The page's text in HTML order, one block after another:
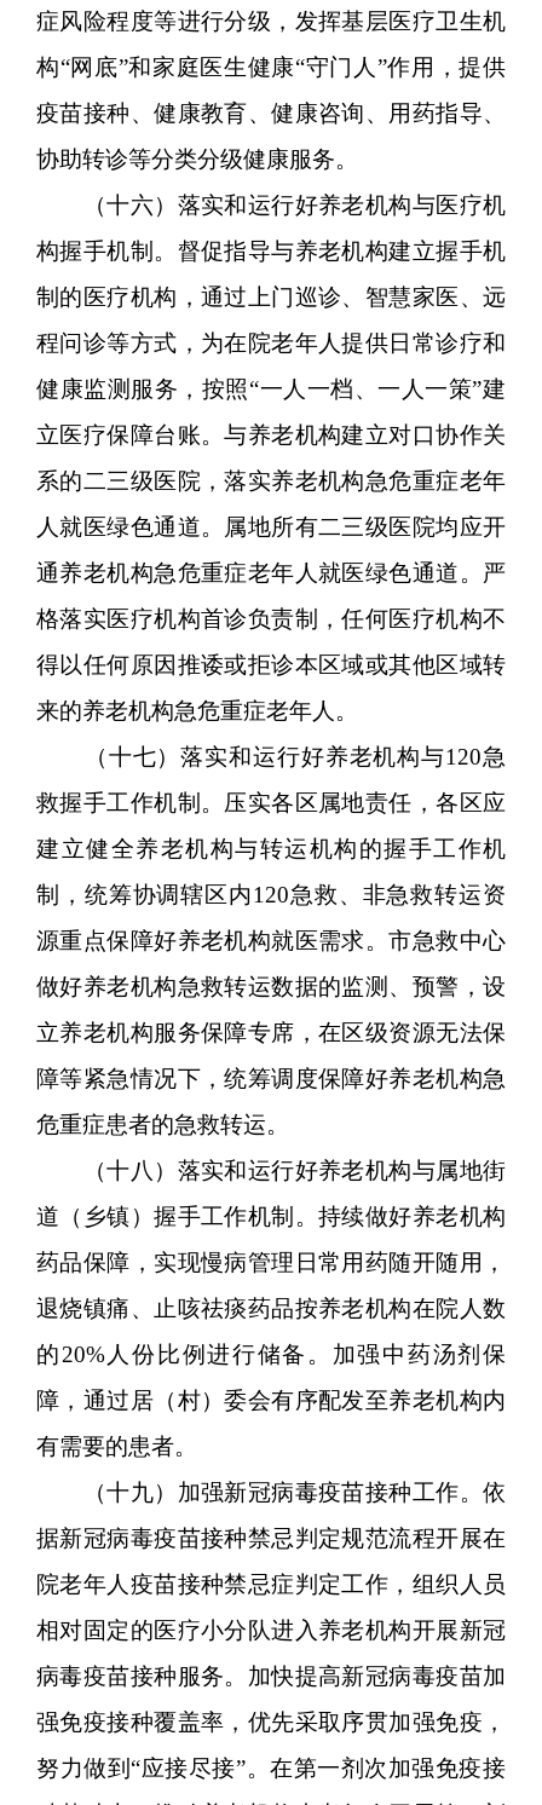
症风险程度等进行分级，发挥基层医疗卫生机
构“网底”和家庭医生健康“守门人”作用，提供
疫苗接种、健康教育、健康咨询、用药指导、
协助转诊等分类分级健康服务。
（十六）落实和运行好养老机构与医疗机
构握手机制。督促指导与养老机构建立握手机
制的医疗机构，通过上门巡诊、智慧家医、远
程问诊等方式，为在院老年人提供日常诊疗和
健康监测服务，按照“一人一档、一人一策”建
立医疗保障台账。与养老机构建立对口协作关
系的二三级医院，落实养老机构急危重症老年
人就医绿色通道。属地所有二三级医院均应开
通养老机构急危重症老年人就医绿色通道。严
格落实医疗机构首诊负责制，任何医疗机构不
得以任何原因推诿或拒诊本区域或其他区域转
来的养老机构急危重症老年人。
（十七）落实和运行好养老机构与120急
救握手工作机制。压实各区属地责任，各区应
建立健全养老机构与转运机构的握手工作机
制，统筹协调辖区内120急救、非急救转运资
源重点保障好养老机构就医需求。市急救中心
做好养老机构急救转运数据的监测、预警，设
立养老机构服务保障专席，在区级资源无法保
障等紧急情况下，统筹调度保障好养老机构急
危重症患者的急救转运。
（十八）落实和运行好养老机构与属地街
道（乡镇）握手工作机制。持续做好养老机构
药品保障，实现慢病管理日常用药随开随用，
退烧镇痛、止咳祛痰药品按养老机构在院人数
的20%人份比例进行储备。加强中药汤剂保
障，通过居（村）委会有序配发至养老机构内
有需要的患者。
（十九）加强新冠病毒疫苗接种工作。依
据新冠病毒疫苗接种禁忌判定规范流程开展在
院老年人疫苗接种禁忌症判定工作，组织人员
相对固定的医疗小分队进入养老机构开展新冠
病毒疫苗接种服务。加快提高新冠病毒疫苗加
强免疫接种覆盖率，优先采取序贯加强免疫，
努力做到“应接尽接”。在第一剂次加强免疫接